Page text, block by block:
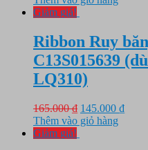
Giảm giá!
Ribbon Ruy
C13S015639
LQ310)
165.000₫ Giá
gốc
145.000 ₫Giá
Thêm vào giỏ hàng
Giảm giá!